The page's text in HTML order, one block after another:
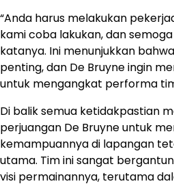
“Anda harus melakukan
kami coba lakukan, dan
katanya. Ini menunjukkan
penting, dan De Bruyne ingin
untuk mengangkat performa
Di balik semua ketidakpastian
perjuangan De Bruyne untuk
kemampuannya di lapangan
utama. Tim ini sangat
visi permainannya, terutama